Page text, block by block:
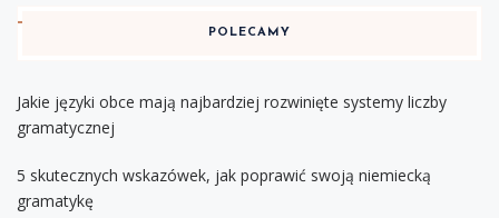
POLECAMY
Jakie języki obce mają najbardziej rozwinięte systemy liczby
gramatycznej
5 skutecznych wskazówek, jak poprawić swoją niemiecką
gramatykę